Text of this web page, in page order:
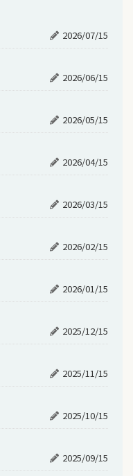
2026/07/15
2026/06/15
2026/05/15
2026/04/15
2026/03/15
2026/02/15
2026/01/15
2025/12/15
2025/11/15
2025/10/15
2025/09/15